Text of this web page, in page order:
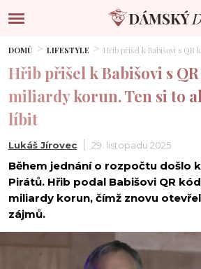
DOMŮ LIFESTYLE Hřib přišel k Babišovi s QR
Hřib přišel k Babišovi s QR
miliardy korun. Ten si to
líbit
Lukáš Jírovec 29. listopadu 2025
Během jednání o rozpočtu došlo
Pirátů. Hřib podal Babišovi QR
miliardy korun, čímž znovu
zájmů.